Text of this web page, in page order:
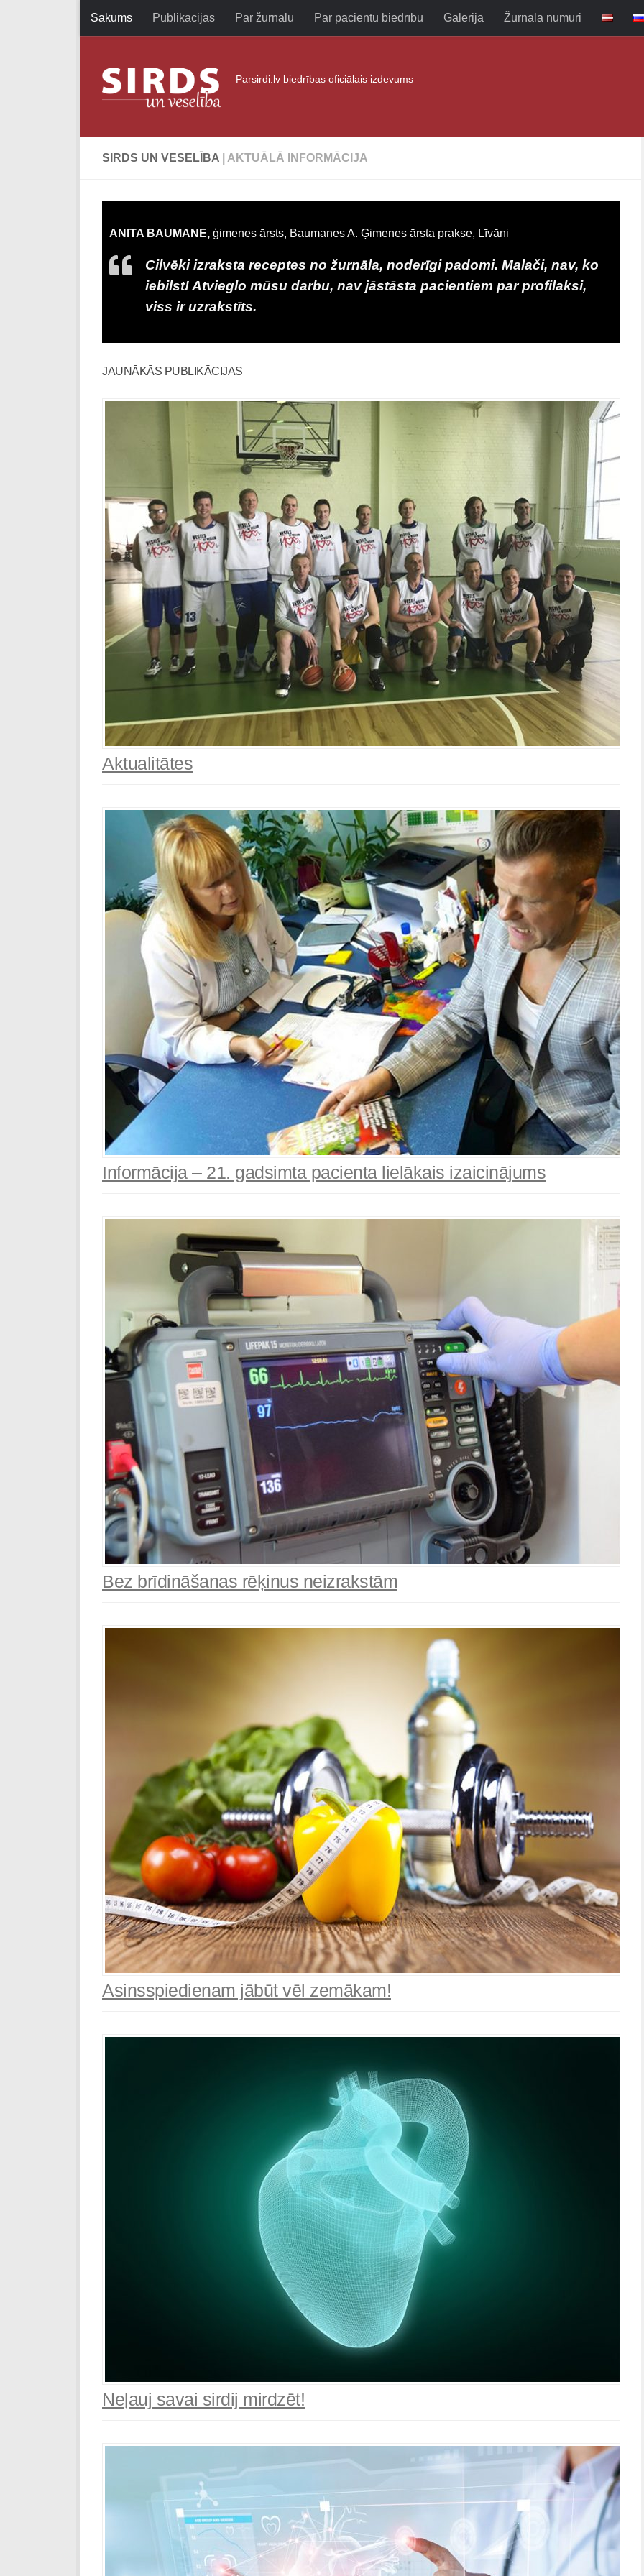
Skip to content
Sākums Publikācijas Par žurnālu Par pacientu biedrību Galerija Žurnāla numuri
Parsirdi.lv biedrības oficiālais izdevums
SIRDS UN VESELĪBA | AKTUĀLĀ INFORMĀCIJA
ANITA BAUMANE, ģimenes ārsts, Baumanes A. Ģimenes ārsta prakse, Līvāni
Cilvēki izraksta receptes no žurnāla, noderīgi padomi. Malači, nav, ko
iebilst! Atvieglo mūsu darbu, nav jāstāsta pacientiem par profilaksi,
viss ir uzrakstīts.
JAUNĀKĀS PUBLIKĀCIJAS
Aktualitātes
Informācija – 21. gadsimta pacienta lielākais izaicinājums
Bez brīdināšanas rēķinus neizrakstām
Asinsspiedienam jābūt vēl zemākam!
Neļauj savai sirdij mirdzēt!